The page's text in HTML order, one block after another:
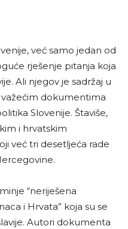
već samo jedan od
rješenje pitanja koja
Ali njegov je sadržaj u
dokumentima
Slovenije. Štaviše,
i hrvatskim
već tri desetljeća rade
“neriješena
i Hrvata” koja su se
Autori dokumenta